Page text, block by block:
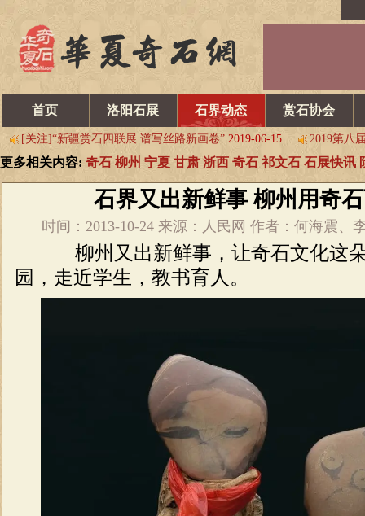
首页 洛阳石展 石界动态 赏石协会
乌拉特后旗石展开幕 交易火爆 2019-06-15
2019第八届中国淮南观赏石博览会 邀请函 2019-06-05
这些特点，让530银川石展值得期待 图
2019-06-15
哪些名石确
[关注]“新疆赏石四联展 谱写丝路新画卷” 2019-06-15
2019第八
首届中国（蚌埠）赏石•文化博览会 即将开幕 2019-04-27
5.19
乌拉特后旗石展开幕 交易火爆 2019-06-15
请看韩中第六届寿
2019第八届中国淮南观赏石博览会 邀请函 2019-06-05
2019年新
这些特点，让530银川石展值得期待 图
2019-06-15
哪些名石确
[关注]“新疆赏石四联展 谱写丝路新画卷”
2019-06-15
2019第八
首届中国（蚌埠）赏石•文化博览会 即将开幕 2019-04-27 5.19
更多相关内容: 奇石 柳州 宁夏 甘肃 浙西 奇石 祁文石 石展快讯
石界又出新鲜事 柳州用奇
时间：2013-10-24 来源：人民网 作者：何海震、
柳州又出新鲜事，让奇石文化这
园，走近学生，教书育人。